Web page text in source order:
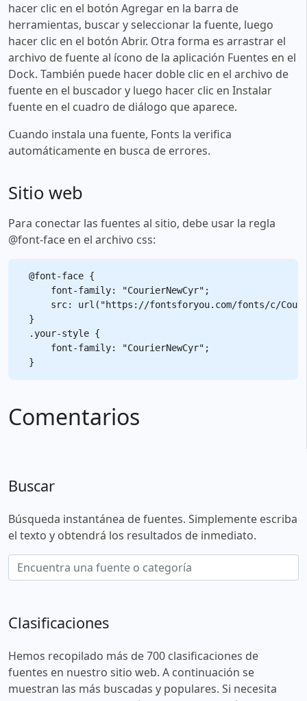
hacer clic en el botón Agregar en la barra de
herramientas, buscar y seleccionar la fuente, luego
hacer clic en el botón Abrir. Otra forma es arrastrar el
archivo de fuente al ícono de la aplicación Fuentes en el
Dock. También puede hacer doble clic en el archivo de
fuente en el buscador y luego hacer clic en Instalar
fuente en el cuadro de diálogo que aparece.
Cuando instala una fuente, Fonts la verifica
automáticamente en busca de errores.
Sitio web
Para conectar las fuentes al sitio, debe usar la regla
@font-face en el archivo css:
@font-face {
    font-family: "CourierNewCyr";
src: url("https://fontsforyou.com/fonts/c/
}
.your-style {
    font-family: "CourierNewCyr";
Comentarios
Buscar
Búsqueda instantánea de fuentes. Simplemente escriba
el texto y obtendrá los resultados de inmediato.
Clasificaciones
Hemos recopilado más de 700 clasificaciones de
fuentes en nuestro sitio web. A continuación se
muestran las más buscadas y populares. Si necesita